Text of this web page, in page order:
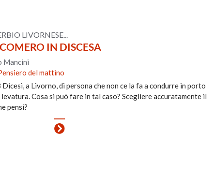
LIVORNESE...
IN DISCESA
Mancini
del mattino
a Livorno, di persona che non ce la fa a condurre in porto
Cosa si può fare in tal caso? Scegliere accuratamente il
pensi?